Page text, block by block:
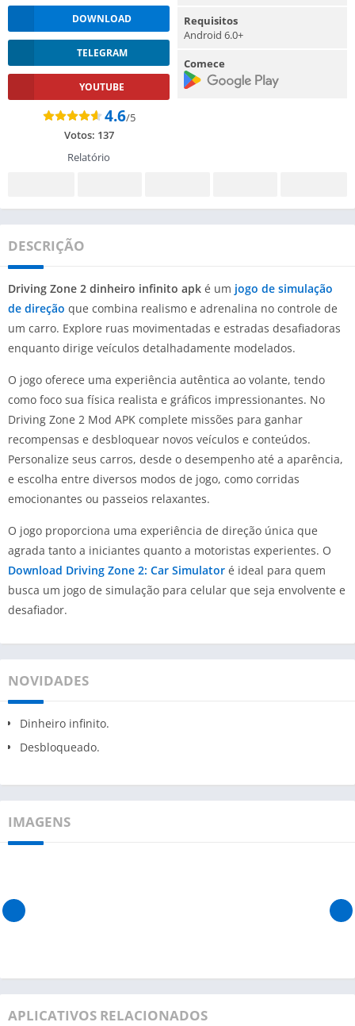
DOWNLOAD
TELEGRAM
YOUTUBE
4.6/5
Votos: 137
Relatório
Requisitos
Android 6.0+
Comece
DESCRIÇÃO
Driving Zone 2 dinheiro infinito apk é um jogo de simulação
de direção que combina realismo e adrenalina no controle de
um carro. Explore ruas movimentadas e estradas desafiadoras
enquanto dirige veículos detalhadamente modelados.
O jogo oferece uma experiência autêntica ao volante, tendo
como foco sua física realista e gráficos impressionantes. No
Driving Zone 2 Mod APK complete missões para ganhar
recompensas e desbloquear novos veículos e conteúdos.
Personalize seus carros, desde o desempenho até a aparência,
e escolha entre diversos modos de jogo, como corridas
emocionantes ou passeios relaxantes.
O jogo proporciona uma experiência de direção única que
agrada tanto a iniciantes quanto a motoristas experientes. O
Download Driving Zone 2: Car Simulator é ideal para quem
busca um jogo de simulação para celular que seja envolvente e
desafiador.
NOVIDADES
Dinheiro infinito.
Desbloqueado.
IMAGENS
APLICATIVOS RELACIONADOS